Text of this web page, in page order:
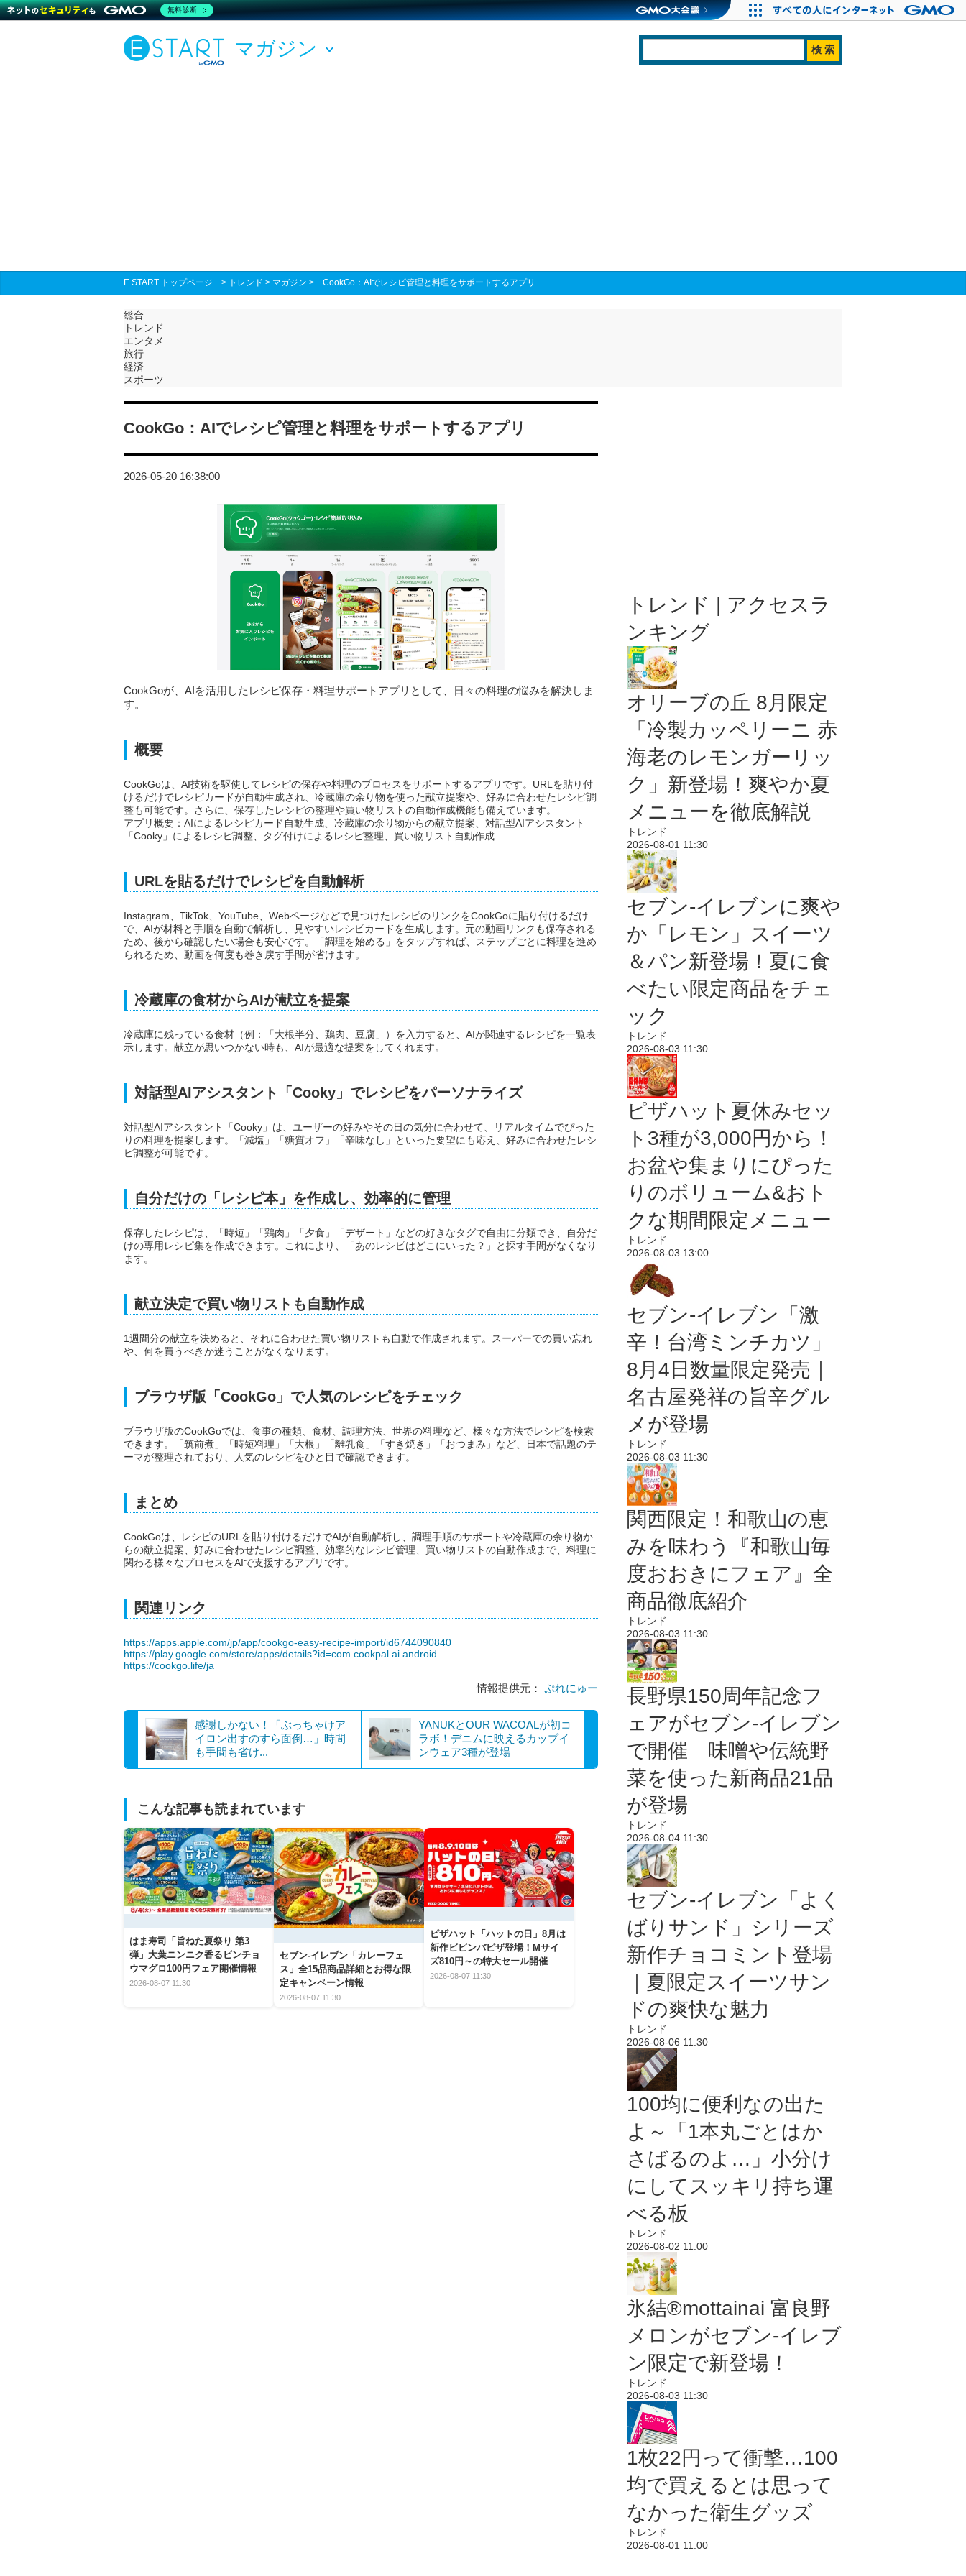
マガジン
E START トップページ > トレンド > マガジン > CookGo：AIでレシピ管理と料理をサポートするアプリ
総合
トレンド
エンタメ
旅行
経済
スポーツ
CookGo：AIでレシピ管理と料理をサポートするアプリ
2026-05-20 16:38:00
CookGoが、AIを活用したレシピ保存・料理サポートアプリとして、日々の料理の悩みを解決しま
す。
概要
CookGoは、AI技術を駆使してレシピの保存や料理のプロセスをサポートするアプリです。URLを貼り付
けるだけでレシピカードが自動生成され、冷蔵庫の余り物を使った献立提案や、好みに合わせたレシピ調
整も可能です。さらに、保存したレシピの整理や買い物リストの自動作成機能も備えています。
アプリ概要：AIによるレシピカード自動生成、冷蔵庫の余り物からの献立提案、対話型AIアシスタント
「Cooky」によるレシピ調整、タグ付けによるレシピ整理、買い物リスト自動作成
URLを貼るだけでレシピを自動解析
Instagram、TikTok、YouTube、Webページなどで見つけたレシピのリンクをCookGoに貼り付けるだけ
で、AIが材料と手順を自動で解析し、見やすいレシピカードを生成します。元の動画リンクも保存される
ため、後から確認したい場合も安心です。「調理を始める」をタップすれば、ステップごとに料理を進め
られるため、動画を何度も巻き戻す手間が省けます。
冷蔵庫の食材からAIが献立を提案
冷蔵庫に残っている食材（例：「大根半分、鶏肉、豆腐」）を入力すると、AIが関連するレシピを一覧表
示します。献立が思いつかない時も、AIが最適な提案をしてくれます。
対話型AIアシスタント「Cooky」でレシピをパーソナライズ
対話型AIアシスタント「Cooky」は、ユーザーの好みやその日の気分に合わせて、リアルタイムでぴった
りの料理を提案します。「減塩」「糖質オフ」「辛味なし」といった要望にも応え、好みに合わせたレシ
ピ調整が可能です。
自分だけの「レシピ本」を作成し、効率的に管理
保存したレシピは、「時短」「鶏肉」「夕食」「デザート」などの好きなタグで自由に分類でき、自分だ
けの専用レシピ集を作成できます。これにより、「あのレシピはどこにいった？」と探す手間がなくなり
ます。
献立決定で買い物リストも自動作成
1週間分の献立を決めると、それに合わせた買い物リストも自動で作成されます。スーパーでの買い忘れ
や、何を買うべきか迷うことがなくなります。
ブラウザ版「CookGo」で人気のレシピをチェック
ブラウザ版のCookGoでは、食事の種類、食材、調理方法、世界の料理など、様々な方法でレシピを検索
できます。「筑前煮」「時短料理」「大根」「離乳食」「すき焼き」「おつまみ」など、日本で話題のテ
ーマが整理されており、人気のレシピをひと目で確認できます。
まとめ
CookGoは、レシピのURLを貼り付けるだけでAIが自動解析し、調理手順のサポートや冷蔵庫の余り物か
らの献立提案、好みに合わせたレシピ調整、効率的なレシピ管理、買い物リストの自動作成まで、料理に
関わる様々なプロセスをAIで支援するアプリです。
関連リンク
https://apps.apple.com/jp/app/cookgo-easy-recipe-import/id6744090840
https://play.google.com/store/apps/details?id=com.cookpal.ai.android
https://cookgo.life/ja
情報提供元： ぷれにゅー
感謝しかない！「ぶっちゃけア
イロン出すのすら面倒…」時間
も手間も省け...
YANUKとOUR WACOALが初コ
ラボ！デニムに映えるカップイ
ンウェア3種が登場
こんな記事も読まれています
はま寿司「旨ねた夏祭り 第3
弾」大葉ニンニク香るビンチョ
ウマグロ100円フェア開催情報
2026-08-07 11:30
セブン‐イレブン「カレーフェ
ス」全15品商品詳細とお得な限
定キャンペーン情報
2026-08-07 11:30
ピザハット「ハットの日」8月は
新作ビビンバピザ登場！Mサイ
ズ810円～の特大セール開催
2026-08-07 11:30
トレンド | アクセスラ
ンキング
オリーブの丘 8月限定
「冷製カッペリーニ 赤
海老のレモンガーリッ
ク」新登場！爽やか夏
メニューを徹底解説
トレンド
2026-08-01 11:30
セブン‐イレブンに爽や
か「レモン」スイーツ
＆パン新登場！夏に食
べたい限定商品をチェ
ック
トレンド
2026-08-03 11:30
ピザハット夏休みセッ
ト3種が3,000円から！
お盆や集まりにぴった
りのボリューム&おト
クな期間限定メニュー
トレンド
2026-08-03 13:00
セブン-イレブン「激
辛！台湾ミンチカツ」
8月4日数量限定発売｜
名古屋発祥の旨辛グル
メが登場
トレンド
2026-08-03 11:30
関西限定！和歌山の恵
みを味わう『和歌山毎
度おおきにフェア』全
商品徹底紹介
トレンド
2026-08-03 11:30
長野県150周年記念フ
ェアがセブン-イレブン
で開催 味噌や伝統野
菜を使った新商品21品
が登場
トレンド
2026-08-04 11:30
セブン‐イレブン「よく
ばりサンド」シリーズ
新作チョコミント登場
｜夏限定スイーツサン
ドの爽快な魅力
トレンド
2026-08-06 11:30
100均に便利なの出た
よ～「1本丸ごとはか
さばるのよ…」小分け
にしてスッキリ持ち運
べる板
トレンド
2026-08-02 11:00
氷結®mottainai 富良野
メロンがセブン‐イレブ
ン限定で新登場！
トレンド
2026-08-03 11:30
1枚22円って衝撃…100
均で買えるとは思って
なかった衛生グッズ
トレンド
2026-08-01 11:00
無料診断